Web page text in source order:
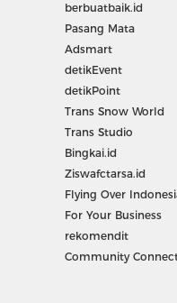
berbuatbaik.id
Pasang Mata
Adsmart
detikEvent
detikPoint
Trans Snow World
Trans Studio
Bingkai.id
Ziswafctarsa.id
Flying Over
For Your Business
rekomendit
Community